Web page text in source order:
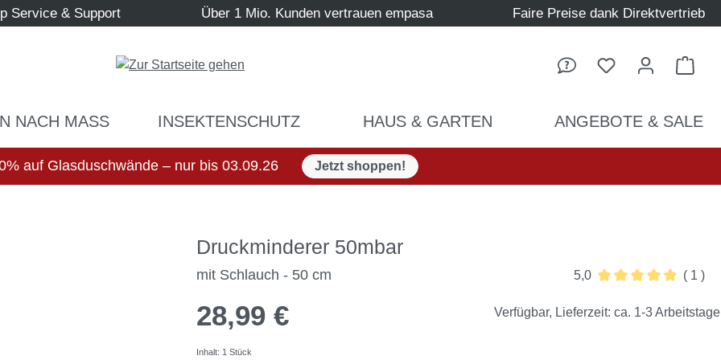
Service & Support Über 1 Mio. Kunden vertrauen empasa Faire Preise dank Direktvertrieb
NACH MASS INSEKTENSCHUTZ HAUS & GARTEN ANGEBOTE & SALE
auf Glasduschwände – nur bis 03.09.26 Jetzt shoppen!
Druckminderer 50mbar
mit Schlauch - 50 cm
5,0
( 1 )
28,99 €
Inhalt: 1 Stück
Verfügbar, Lieferzeit: ca. 1-3 Arbeitstage